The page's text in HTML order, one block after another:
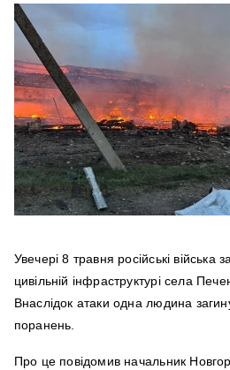
Увечері 8 травня російські війська
цивільній інфраструктурі села
Внаслідок атаки одна людина
поранень.
Про це повідомив начальник